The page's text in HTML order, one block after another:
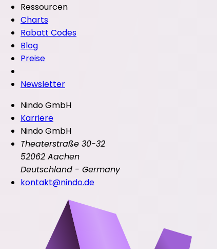
Ressourcen
Charts
Rabatt Codes
Blog
Preise
Newsletter
Nindo GmbH
Karriere
Nindo GmbH
Theaterstraße 30-32
52062 Aachen
Deutschland - Germany
kontakt@nindo.de